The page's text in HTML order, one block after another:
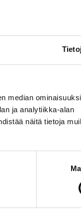
median
ja analytiikka-alan
näitä tietoja
Soita
Tai lähetä